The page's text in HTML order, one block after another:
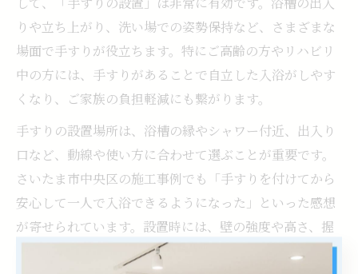
りや立ち上がり、洗い場での姿勢保持など、さまざまな
場面で手すりが役立ちます。特にご高齢の方やリハビリ
中の方には、手すりがあることで自立した入浴がしやす
くなり、ご家族の負担軽減にも繋がります。
手すりの設置場所は、浴槽の縁やシャワー付近、出入り
口など、動線や使い方に合わせて選ぶことが重要です。
さいたま市中央区の施工事例でも「手すりを付けてから
安心して一人で入浴できるようになった」といった感想
が寄せられています。設置時には、壁の強度や高さ、握
りやすい形状なども考慮しましょう。